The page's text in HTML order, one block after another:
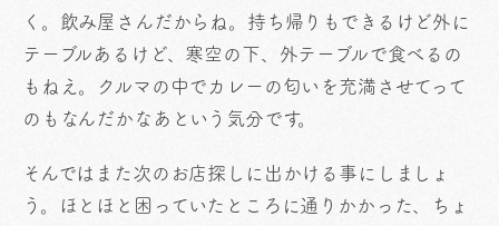
く。飲み屋さんだからね。持ち帰りもできるけど外に
テーブルあるけど、寒空の下、外テーブルで食べるの
もねえ。クルマの中でカレーの匂いを充満させてって
のもなんだかなあという気分です。
そんではまた次のお店探しに出かける事にしましょ
う。ほとほと困っていたところに通りかかった、ちょ